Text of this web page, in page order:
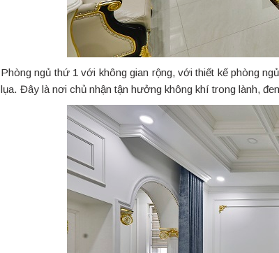
Phòng ngủ thứ 1 với không gian rộng, với thiết kế phòng
lụa. Đây là nơi chủ nhận tận hưởng không khí trong lành,